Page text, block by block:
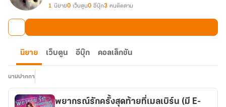
1 นิยาย0 เว็บตูน0 อีบุ๊ก3 คนติดตาม
นิยาย เว็บตูน อีบุ๊ก คอลเล็กชัน
นามปากกา
พยากรณ์รักครั้งสุดท้ายที่เมลเบิร์น (มี E-